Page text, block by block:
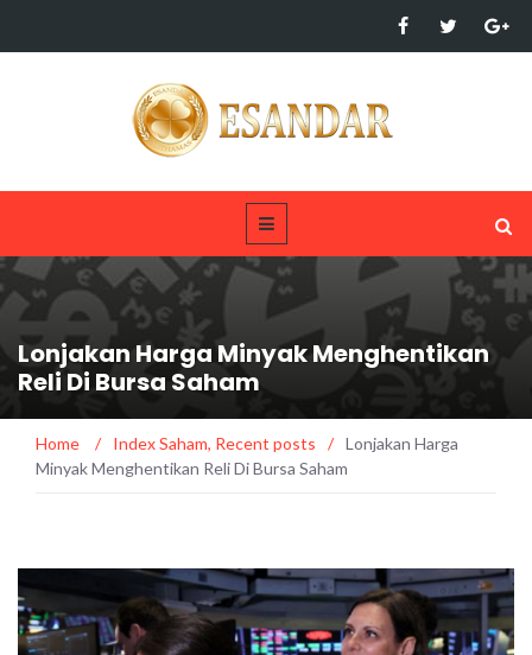
Lonjakan Harga Minyak Menghentikan
Reli Di Bursa Saham
Home / Index Saham, Recent posts / Lonjakan Harga
Minyak Menghentikan Reli Di Bursa Saham